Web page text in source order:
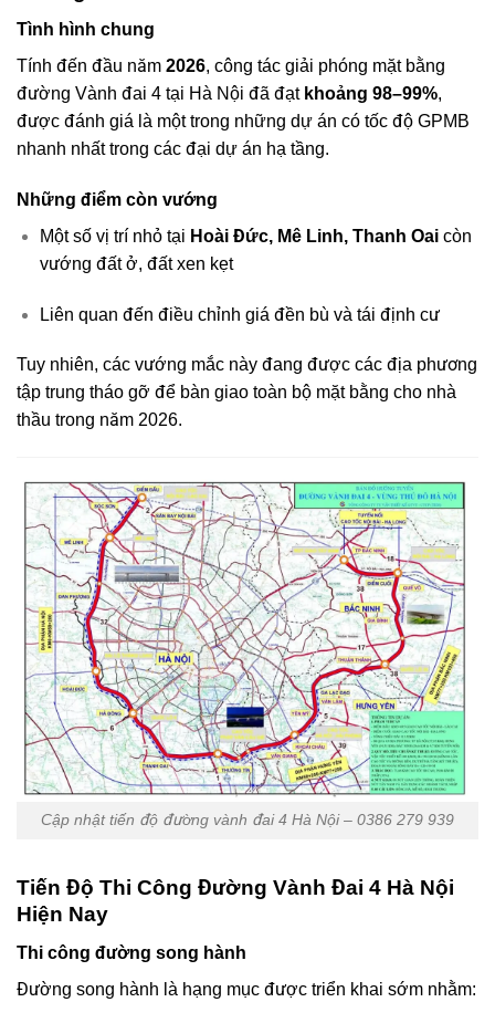
Tình hình chung
Tính đến đầu năm 2026, công tác giải phóng mặt bằng
đường Vành đai 4 tại Hà Nội đã đạt khoảng 98–99%,
được đánh giá là một trong những dự án có tốc độ GPMB
nhanh nhất trong các đại dự án hạ tầng.
Những điểm còn vướng
Một số vị trí nhỏ tại Hoài Đức, Mê Linh, Thanh Oaicòn
vướng đất ở, đất xen kẹt
Liên quan đến điều chỉnh giá đền bù và tái định cư
Tuy nhiên, các vướng mắc này đang được các địa phương
tập trung tháo gỡ để bàn giao toàn bộ mặt bằng cho nhà
thầu trong năm 2026.
Cập nhật tiến độ đường vành đai 4 Hà Nội – 0386 279 939
Tiến Độ Thi Công Đường Vành Đai 4 Hà Nội
Hiện Nay
Thi công đường song hành
Đường song hành là hạng mục được triển khai sớm nhằm: